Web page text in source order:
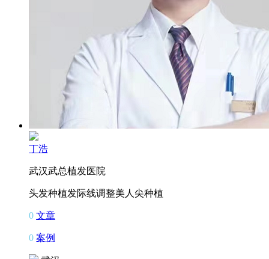
丁浩
武汉武总植发医院
头发种植发际线调整美人尖种植
0 文章
0 案例